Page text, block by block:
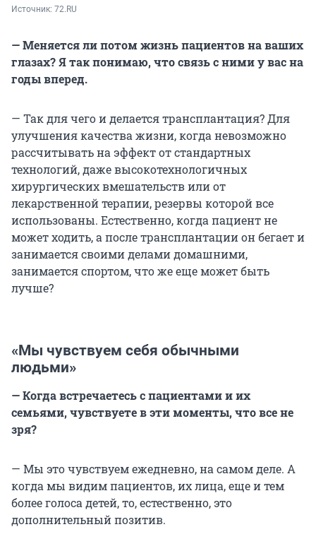
Источник: 72.RU
— Меняется ли потом жизнь пациентов на ваших
глазах? Я так понимаю, что связь с ними у вас на
годы вперед.
— Так для чего и делается трансплантация? Для
улучшения качества жизни, когда невозможно
рассчитывать на эффект от стандартных
технологий, даже высокотехнологичных
хирургических вмешательств или от
лекарственной терапии, резервы которой все
использованы. Естественно, когда пациент не
может ходить, а после трансплантации он бегает и
занимается своими делами домашними,
занимается спортом, что же еще может быть
лучше?
«Мы чувствуем себя обычными
людьми»
— Когда встречаетесь с пациентами и их
семьями, чувствуете в эти моменты, что все не
зря?
— Мы это чувствуем ежедневно, на самом деле. А
когда мы видим пациентов, их лица, еще и тем
более голоса детей, то, естественно, это
дополнительный позитив.